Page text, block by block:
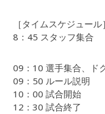
［タイムスケジュール］
8：45 スタッフ集合
09：10 選手集合、ド
09：50 ルール説明
10：00 試合開始
12：30 試合終了